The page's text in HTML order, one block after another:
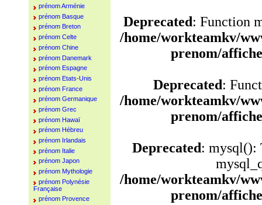
Deprecated: Function
/home/workteamkv/
prenom/
Deprecated:
/home/workteamkv/
prenom/
Deprecated: mysql():
/home/workteamkv/
prenom/
prénom Arménie
prénom Basque
prénom Breton
prénom Celte
prénom Chine
prénom Danemark
prénom Espagne
prénom Etats-Unis
prénom France
prénom Germanique
prénom Grec
prénom Hawaï
prénom Hébreu
prénom Irlandais
prénom Italie
prénom Japon
prénom Mythologie
prénom Polynésie
Française
prénom Provence